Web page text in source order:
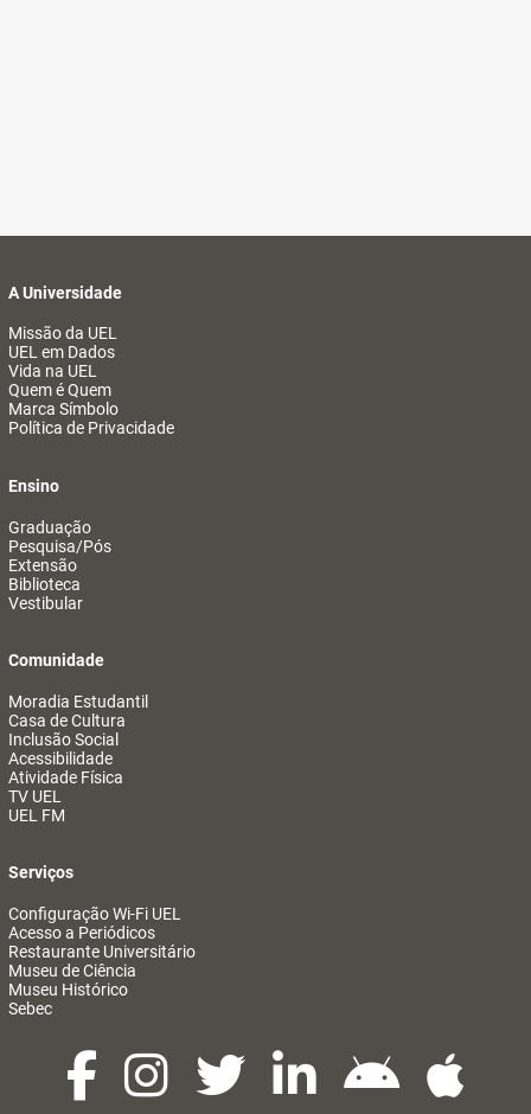
A Universidade
Missão da UEL
UEL em Dados
Vida na UEL
Quem é Quem
Marca Símbolo
Política de Privacidade
Ensino
Graduação
Pesquisa/Pós
Extensão
Biblioteca
Vestibular
Comunidade
Moradia Estudantil
Casa de Cultura
Inclusão Social
Acessibilidade
Atividade Física
TV UEL
UEL FM
Serviços
Configuração Wi-Fi UEL
Acesso a Periódicos
Restaurante Universitário
Museu de Ciência
Museu Histórico
Sebec